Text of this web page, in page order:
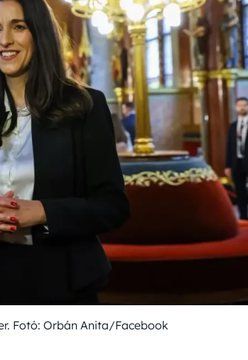
Fotó: Orbán Anita/Facebook